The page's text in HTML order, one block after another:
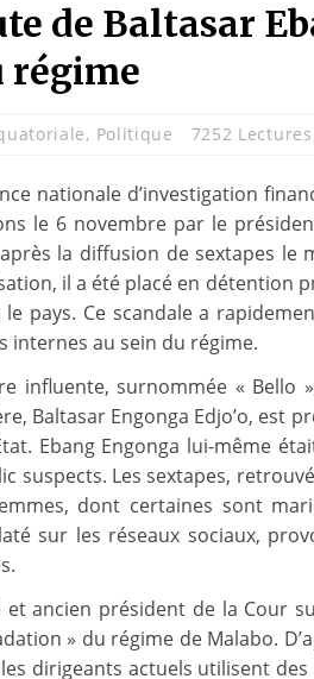
de Baltasar
régime
, Politique 7252 Lectures
nationale d’investigation
le 6 novembre par le
la diffusion de sextapes le
il a été placé en détention
pays. Ce scandale a
internes au sein du régime.
influente, surnommée « Bello
Baltasar Engonga Edjo’o, est
Ebang Engonga lui-même
suspects. Les sextapes,
dont certaines sont
sur les réseaux sociaux,
et ancien président de la Cour
» du régime de Malabo.
dirigeants actuels utilisent